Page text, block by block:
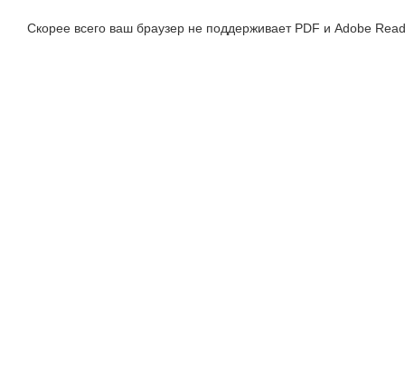
Скорее всего ваш браузер не поддерживает PDF и Adobe